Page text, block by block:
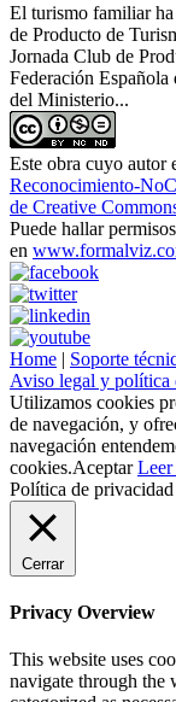
El turismo familiar
de Producto de
Jornada Club de
Federación
del Ministerio...
Este obra cuyo autor
Reconocimiento-
de Creative
Puede hallar
en
Home | Soporte
Aviso legal y política
Utilizamos cookies
de navegación, y
navegación
cookies.Aceptar Leer
Política de
Cerrar
Privacy Overview
This website uses
navigate through the